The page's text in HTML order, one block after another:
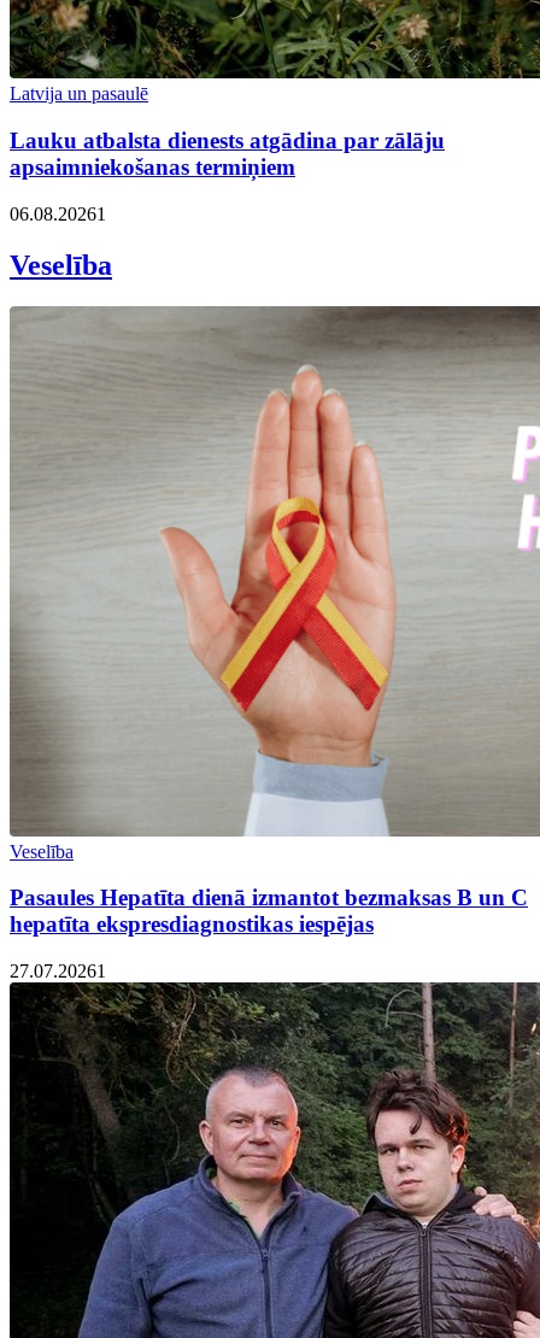
Latvija un pasaulē
Lauku atbalsta dienests atgādina par zālāju
apsaimniekošanas termiņiem
06.08.20261
Veselība
Veselība
Pasaules Hepatīta dienā izmantot bezmaksas B un C
hepatīta ekspresdiagnostikas iespējas
27.07.20261